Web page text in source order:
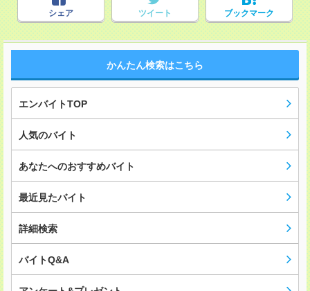
シェア ツイート ブックマーク
かんたん検索はこちら
エンバイトTOP
人気のバイト
あなたへのおすすめバイト
最近見たバイト
詳細検索
バイトQ&A